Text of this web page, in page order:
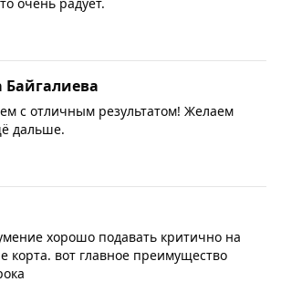
с отличным результатом! Желаем
дальше.
хорошо подавать критично на
корта. вот главное преимущество